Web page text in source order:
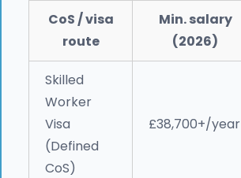
CoS / visa
route
Min. salary
(2026)
Skilled
Worker
Visa
(Defined
CoS)
£38,700+/year